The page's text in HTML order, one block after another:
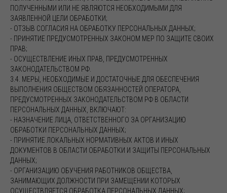
ПОЛУЧЕННЫМИ ИЛИ НЕ ЯВЛЯЮТСЯ НЕОБХОДИМЫМИ ДЛЯ
ЗАЯВЛЕННОЙ ЦЕЛИ ОБРАБОТКИ;
- ОТЗЫВ СОГЛАСИЯ НА ОБРАБОТКУ ПЕРСОНАЛЬНЫХ ДАННЫХ;
- ПРИНЯТИЕ ПРЕДУСМОТРЕННЫХ ЗАКОНОМ МЕР ПО ЗАЩИТЕ СВОИХ
ПРАВ;
- ОСУЩЕСТВЛЕНИЕ ИНЫХ ПРАВ, ПРЕДУСМОТРЕННЫХ
ЗАКОНОДАТЕЛЬСТВОМ РФ.
3.4. МЕРЫ, НЕОБХОДИМЫЕ И ДОСТАТОЧНЫЕ ДЛЯ ОБЕСПЕЧЕНИЯ
ВЫПОЛНЕНИЯ ОБЩЕСТВОМ ОБЯЗАННОСТЕЙ ОПЕРАТОРА,
ПРЕДУСМОТРЕННЫХ ЗАКОНОДАТЕЛЬСТВОМ РФ В ОБЛАСТИ
ПЕРСОНАЛЬНЫХ ДАННЫХ, ВКЛЮЧАЮТ:
- НАЗНАЧЕНИЕ ЛИЦА, ОТВЕТСТВЕННОГО ЗА ОРГАНИЗАЦИЮ
ОБРАБОТКИ ПЕРСОНАЛЬНЫХ ДАННЫХ;
- ПРИНЯТИЕ ЛОКАЛЬНЫХ НОРМАТИВНЫХ АКТОВ И ИНЫХ
ДОКУМЕНТОВ В ОБЛАСТИ ОБРАБОТКИ И ЗАЩИТЫ ПЕРСОНАЛЬНЫХ
ДАННЫХ;
- ОРГАНИЗАЦИЮ ОБУЧЕНИЯ РАБОТНИКОВ ОБЩЕСТВА,
ЗАНИМАЮЩИХ ДОЛЖНОСТИ ПРИ ЗАМЕЩЕНИИ КОТОРЫХ
ОСУЩЕСТВЛЯЕТСЯ ОБРАБОТКА ПЕРСОНАЛЬНЫХ ДАННЫХ;